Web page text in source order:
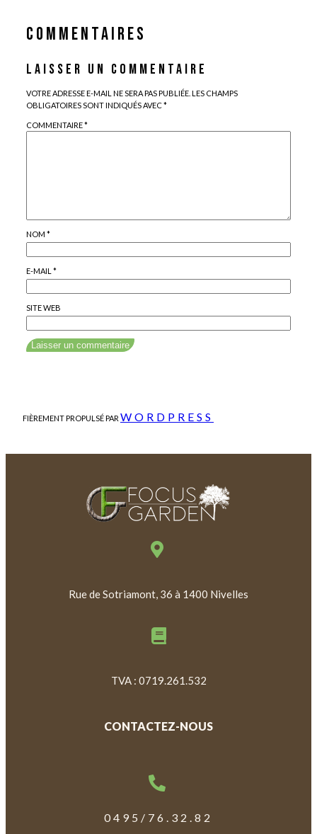
COMMENTAIRES
LAISSER UN COMMENTAIRE
VOTRE ADRESSE E-MAIL NE SERA PAS PUBLIÉE. LES CHAMPS
OBLIGATOIRES SONT INDIQUÉS AVEC*
COMMENTAIRE*
NOM *
E-MAIL *
SITE WEB
FIÈREMENT PROPULSÉ PAR WORDPRESS
Rue de Sotriamont, 36 à 1400 Nivelles
TVA : 0719.261.532
CONTACTEZ-NOUS
0495/76.32.82